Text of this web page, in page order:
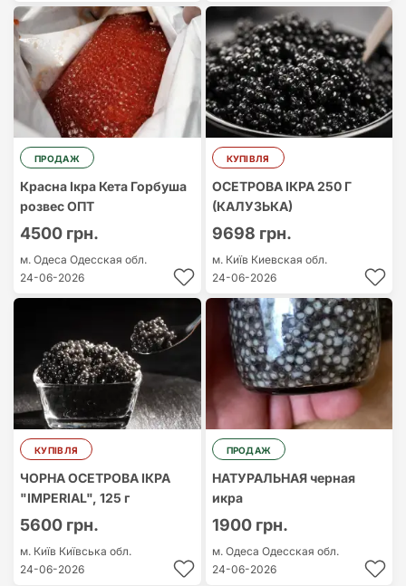
ПРОДАЖ
Красна Ікра Кета Горбуша
розвес ОПТ
4500 грн.
м. Одеса Одесская обл.
24-06-2026
КУПІВЛЯ
ОСЕТРОВА ІКРА 250 Г
(КАЛУЗЬКА)
9698 грн.
м. Київ Киевская обл.
24-06-2026
КУПІВЛЯ
ЧОРНА ОСЕТРОВА ІКРА
"IMPERIAL", 125 г
5600 грн.
м. Київ Київська обл.
24-06-2026
ПРОДАЖ
НАТУРАЛЬНАЯ черная
икра
1900 грн.
м. Одеса Одесская обл.
24-06-2026